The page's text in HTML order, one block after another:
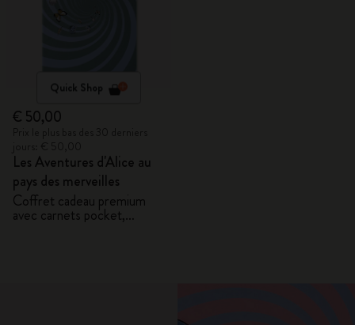
Quick Shop
€ 50,00
Les Aventures d'Alice au
pays des merveilles
Coffret cadeau premium
avec carnets pocket,
3 mini-crayons et pochette